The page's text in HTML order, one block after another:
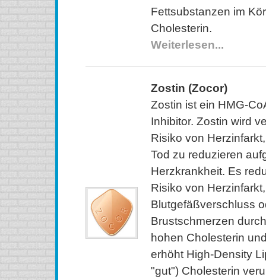
Fettsubstanzen im
Cholesterin.
Weiterlesen...
Zostin (Zocor)
Zostin ist ein HMG-
Inhibitor. Zostin wird
Risiko von
Tod zu reduzieren
Herzkrankheit. Es
Risiko von
Blutgefäßverschluss
Brustschmerzen
hohen Cholesterin
erhöht High-Density
"gut") Cholesterin